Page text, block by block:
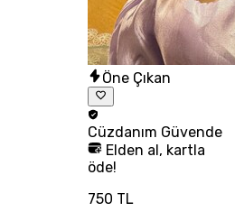
Öne Çıkan
Cüzdanım Güvende
Elden al, kartla
öde!
750 TL